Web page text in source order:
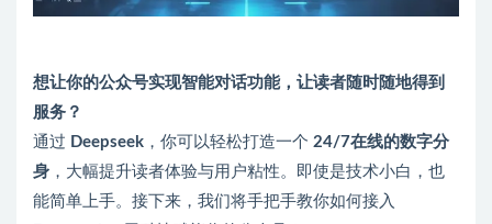
想让你的公众号实现智能对话功能，让读者随时随地得到
服务？
通过 Deepseek ，你可以轻松打造一个 24/7在线的数字分
身 ，大幅提升读者体验与用户粘性。即使是技术小白，也
能简单上手。接下来，我们将手把手教你如何接入